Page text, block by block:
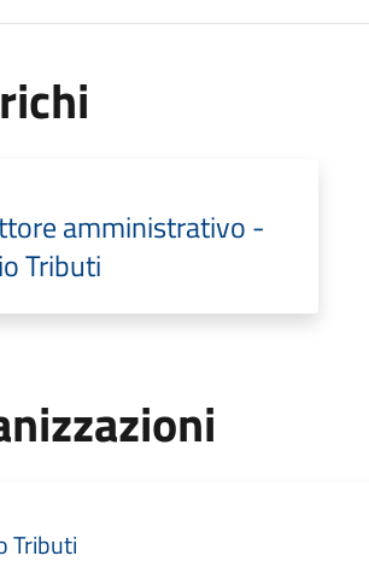
amministrativo -
Tributi
Tributi